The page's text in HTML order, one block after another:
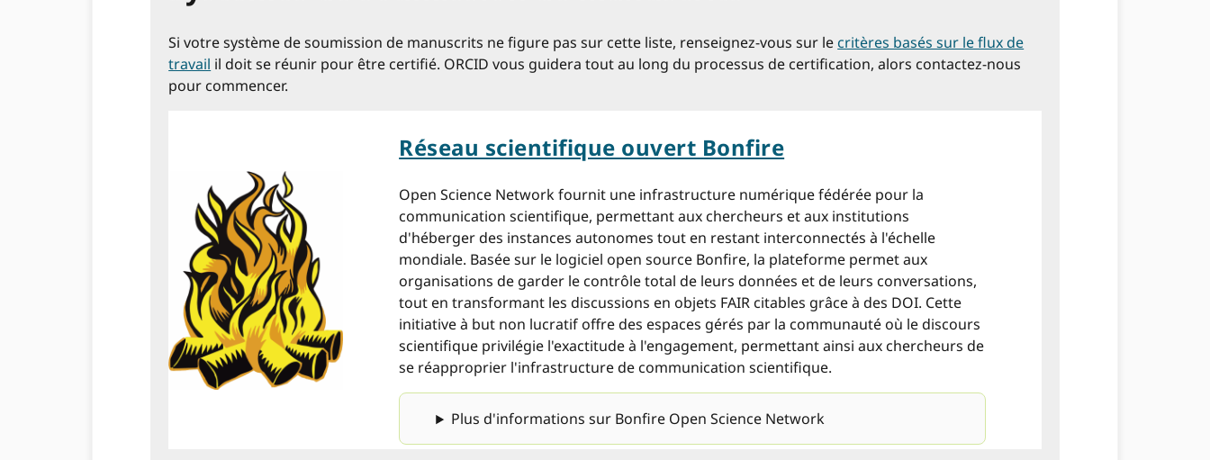
Si votre système de soumission de manuscrits ne figure pas sur cette liste, renseignez-vous sur le critères basés sur le flux de
travail il doit se réunir pour être certifié. ORCID vous guidera tout au long du processus de certification, alors contactez-nous
pour commencer.
Réseau scientifique ouvert Bonfire
Open Science Network fournit une infrastructure numérique fédérée pour la
communication scientifique, permettant aux chercheurs et aux institutions
d'héberger des instances autonomes tout en restant interconnectés à l'échelle
mondiale. Basée sur le logiciel open source Bonfire, la plateforme permet aux
organisations de garder le contrôle total de leurs données et de leurs conversations,
tout en transformant les discussions en objets FAIR citables grâce à des DOI. Cette
initiative à but non lucratif offre des espaces gérés par la communauté où le discours
scientifique privilégie l'exactitude à l'engagement, permettant ainsi aux chercheurs de
se réapproprier l'infrastructure de communication scientifique.
Plus d'informations sur Bonfire Open Science Network